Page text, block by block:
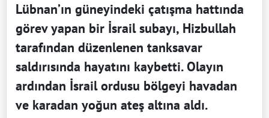
Lübnan’ın güneyindeki çatışma hattında
görev yapan bir İsrail subayı, Hizbullah
tarafından düzenlenen tanksavar
saldırısında hayatını kaybetti. Olayın
ardından İsrail ordusu bölgeyi havadan
ve karadan yoğun ateş altına aldı.